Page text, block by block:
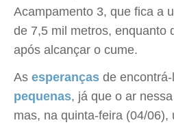
Acampamento 3, que fica a
de 7,5 mil metros, enquanto
após alcançar o cume.
As esperanças de
pequenas, já que o ar
mas, na quinta-feira (04/06),